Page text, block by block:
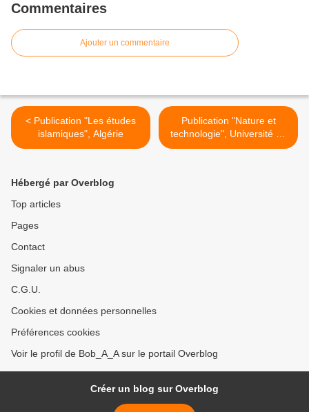
Commentaires
Ajouter un commentaire
< Publication "Les études
islamiques", Algérie
Publication "Nature et
technologie", Université de
Chlef, Algérie >
Hébergé par Overblog
Top articles
Pages
Contact
Signaler un abus
C.G.U.
Cookies et données personnelles
Préférences cookies
Voir le profil de Bob_A_A sur le portail Overblog
Créer un blog sur Overblog